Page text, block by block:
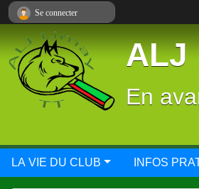
ALJ
En
LA VIE DU CLUB INFOS
Se connecter
Panneau de gestion des cookies